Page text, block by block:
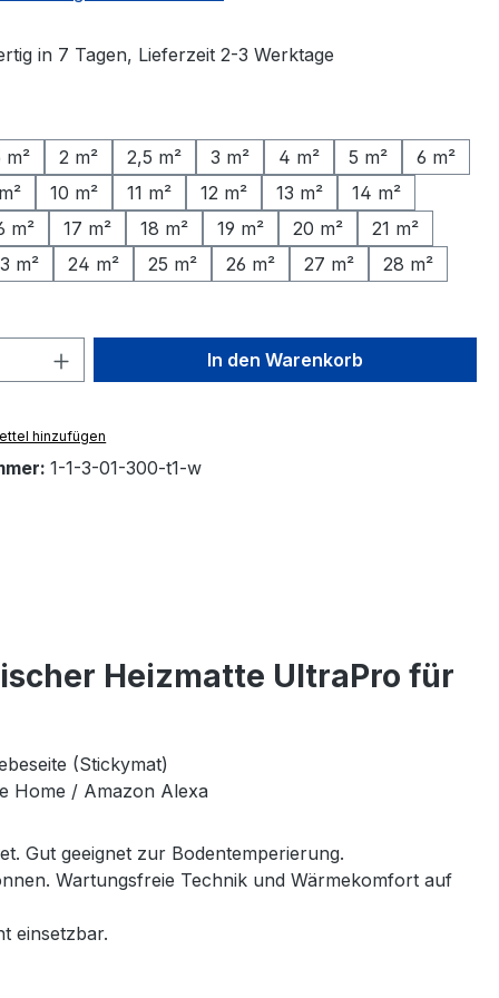
in 7 Tagen, Lieferzeit 2-3 Werktage
m² 2 m² 2,5 m² 3 m² 4 m² 5 m²
6 m²
10 m² 11 m² 12 m² 13 m²
14 m²
m² 17 m² 18 m² 19 m² 20 m²
21 m²
m² 24 m² 25 m² 26 m² 27 m²
28 m²
Anzahl: Gib den gewünschten Wert
In den Warenkorb
hinzufügen
1-1-3-01-300-t1-w
Heizmatte UltraPro für
(Stickymat)
Home / Amazon Alexa
Gut geeignet zur Bodentemperierung.
Wartungsfreie Technik und Wärmekomfort auf
einsetzbar.